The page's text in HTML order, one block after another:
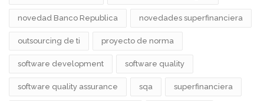
novedad Banco Republica novedades superfinanciera
outsourcing de ti proyecto de norma
software development software quality
software quality assurance sqa superfinanciera